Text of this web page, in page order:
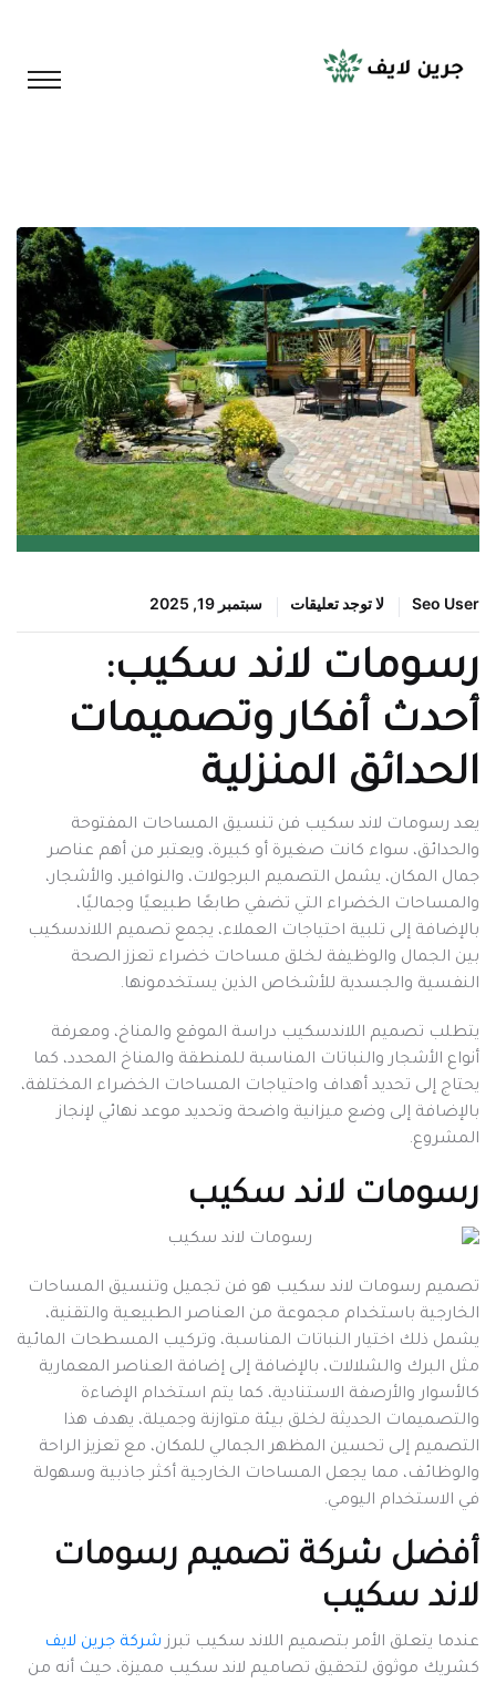
Seo User لا توجد تعليقات سبتمبر 19, 2025
رسومات لاند سكيب:
أحدث أفكار وتصميمات
الحدائق المنزلية
يعد رسومات لاند سكيب فن تنسيق المساحات المفتوحة
والحدائق، سواء كانت صغيرة أو كبيرة، ويعتبر من أهم عناصر
جمال المكان، يشمل التصميم البرجولات، والنوافير، والأشجار،
والمساحات الخضراء التي تضفي طابعًا طبيعيًا وجماليًا،
بالإضافة إلى تلبية احتياجات العملاء، يجمع تصميم اللاندسكيب
بين الجمال والوظيفة لخلق مساحات خضراء تعزز الصحة
النفسية والجسدية للأشخاص الذين يستخدمونها.
يتطلب تصميم اللاندسكيب دراسة الموقع والمناخ، ومعرفة
أنواع الأشجار والنباتات المناسبة للمنطقة والمناخ المحدد، كما
يحتاج إلى تحديد أهداف واحتياجات المساحات الخضراء المختلفة،
بالإضافة إلى وضع ميزانية واضحة وتحديد موعد نهائي لإنجاز
المشروع.
رسومات لاند سكيب
تصميم رسومات لاند سكيب هو فن تجميل وتنسيق المساحات
الخارجية باستخدام مجموعة من العناصر الطبيعية والتقنية،
يشمل ذلك اختيار النباتات المناسبة، وتركيب المسطحات المائية
مثل البرك والشلالات، بالإضافة إلى إضافة العناصر المعمارية
كالأسوار والأرصفة الاستنادية، كما يتم استخدام الإضاءة
والتصميمات الحديثة لخلق بيئة متوازنة وجميلة، يهدف هذا
التصميم إلى تحسين المظهر الجمالي للمكان، مع تعزيز الراحة
والوظائف، مما يجعل المساحات الخارجية أكثر جاذبية وسهولة
في الاستخدام اليومي.
أفضل شركة تصميم رسومات
لاند سكيب
عندما يتعلق الأمر بتصميم اللاند سكيب تبرزشركة جرين لايف
كشريك موثوق لتحقيق تصاميم لاند سكيب مميزة، حيث أنه من